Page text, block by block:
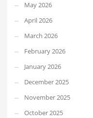
May 2026
April 2026
March 2026
February 2026
January 2026
December 2025
November 2025
October 2025